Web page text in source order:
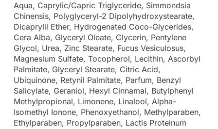
Aqua, Caprylic/Capric Triglyceride, Simmondsia
Chinensis, Polyglyceryl-2 Dipolyhydroxystearate,
Dicaprylil Ether, Hydrogenated Coco-Glycerides,
Cera Alba, Glyceryl Oleate, Clycerin, Pentylene
Glycol, Urea, Zinc Stearate, Fucus Vesiculosus,
Magnesium Sulfate, Tocopherol, Lecithin, Ascorbyl
Palmitate, Glyceryl Stearate, Citric Acid,
Ubiquinone, Retynil Palmitate, Parfum, Benzyl
Salicylate, Geraniol, Hexyl Cinnamal, Butylphenyl
Methylpropional, Limonene, Linalool, Alpha-
Isomethyl Ionone, Phenoxyethanol, Methylparaben,
Ethylparaben, Propylparaben, Lactis Proteinum